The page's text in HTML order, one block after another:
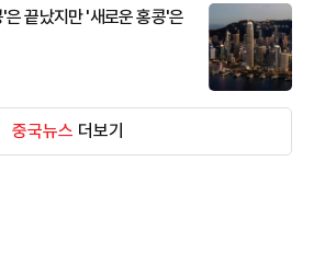
끝났지만 '새로운 홍콩'은
중국뉴스 더보기